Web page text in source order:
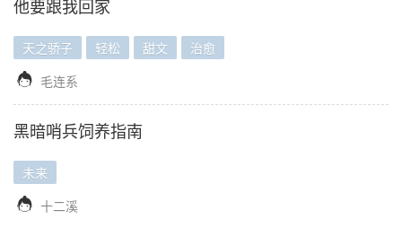
他要跟我回家
天之骄子 轻松 甜文 治愈
 毛连系
黑暗哨兵饲养指南
未来
 十二溪